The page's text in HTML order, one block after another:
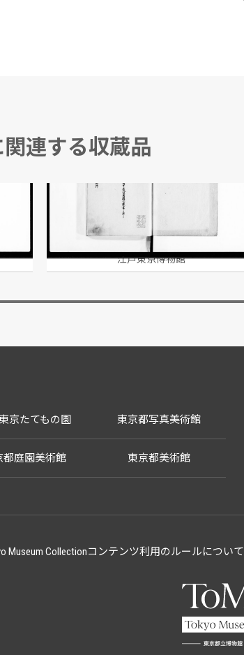
連する収蔵品
江戸東京博物館
京たてもの園 東京都写真美術館
都庭園美術館 東京都美術館
Museum Collectionコンテンツ利用のルールについて